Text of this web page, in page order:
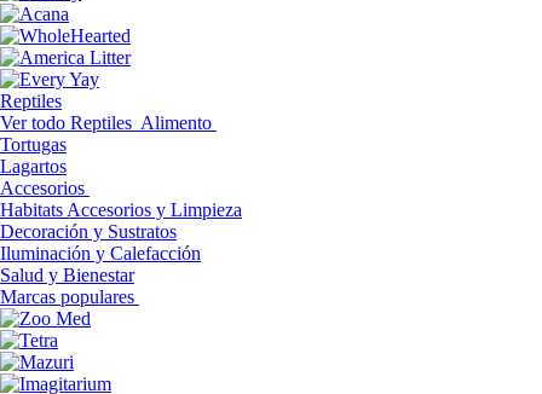
Reptiles
Ver todo Reptiles Alimento
Tortugas
Lagartos
Accesorios
Habitats Accesorios y Limpieza
Decoración y Sustratos
Iluminación y Calefacción
Salud y Bienestar
Marcas populares